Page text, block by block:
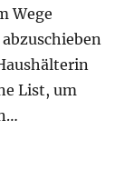
Wege
List, um